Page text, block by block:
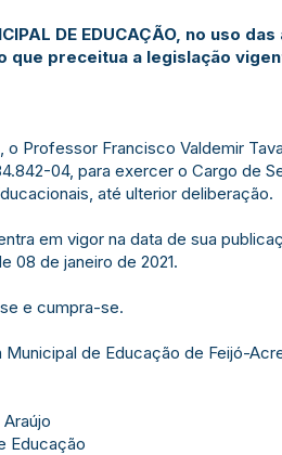
DE EDUCAÇÃO, no uso
que preceitua a legislação
o Professor Francisco Valdemir
04, para exercer o Cargo de
até ulterior deliberação.
em vigor na data de sua
08 de janeiro de 2021.
e cumpra-se.
Municipal de Educação de Feijó-
Educação